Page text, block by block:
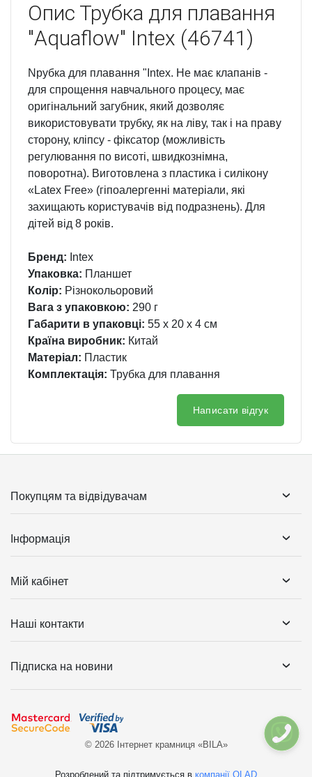
Опис Трубка для плавання
"Aquaflow" Intex (46741)
Nрубка для плавання "Intex. Не має клапанів -
для спрощення навчального процесу, має
оригінальний загубник, який дозволяє
використовувати трубку, як на ліву, так і на праву
сторону, кліпсу - фіксатор (можливість
регулювання по висоті, швидкознімна,
поворотна). Виготовлена з пластика і силікону
«Latex Free» (гіпоалергенні матеріали, які
захищають користувачів від подразнень). Для
дітей від 8 років.
Бренд: Intex
Упаковка: Планшет
Колір: Різнокольоровий
Вага з упаковкою: 290 г
Габарити в упаковці: 55 x 20 x 4 см
Країна виробник: Китай
Матеріал: Пластик
Комплектація: Трубка для плавання
Написати відгук
Покупцям та відвідувачам
Інформація
Мій кабінет
Наші контакти
Підписка на новини
© 2026 Інтернет крамниця «BILA»
Розроблений та підтримується в компанії OLAD